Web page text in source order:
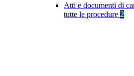
Atti e documenti di
tutte le procedure 2